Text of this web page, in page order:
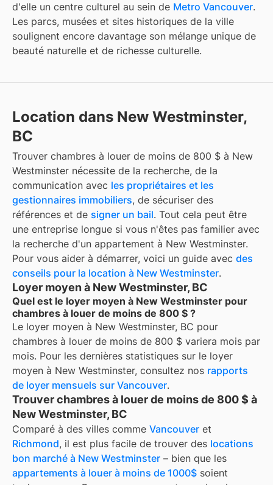
d'elle un centre culturel au sein de Metro Vancouver.
Les parcs, musées et sites historiques de la ville
soulignent encore davantage son mélange unique de
beauté naturelle et de richesse culturelle.
Location dans New Westminster,
BC
Trouver chambres à louer de moins de 800 $ à New
Westminster nécessite de la recherche, de la
communication avec les propriétaires et les
gestionnaires immobiliers, de sécuriser des
références et de signer un bail. Tout cela peut être
une entreprise longue si vous n'êtes pas familier avec
la recherche d'un appartement à New Westminster.
Pour vous aider à démarrer, voici un guide avec des
conseils pour la location à New Westminster.
Loyer moyen à New Westminster, BC
Quel est le loyer moyen à New Westminster pour
chambres à louer de moins de 800 $ ?
Le loyer moyen à New Westminster, BC pour
chambres à louer de moins de 800 $ variera mois par
mois. Pour les dernières statistiques sur le loyer
moyen à New Westminster, consultez nos rapports
de loyer mensuels sur Vancouver.
Trouver chambres à louer de moins de 800 $ à
New Westminster, BC
Comparé à des villes comme Vancouver et
Richmond, il est plus facile de trouver des locations
bon marché à New Westminster – bien que les
appartements à louer à moins de 1000$ soient